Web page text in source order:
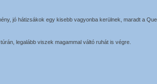
jó hátizsákok egy kisebb vagyonba kerülnek, maradt a
legalább viszek magammal váltó ruhát is végre.